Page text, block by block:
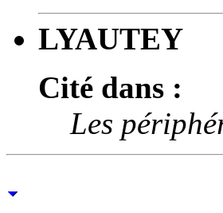
LYAUTEY
Cité dans :
Les